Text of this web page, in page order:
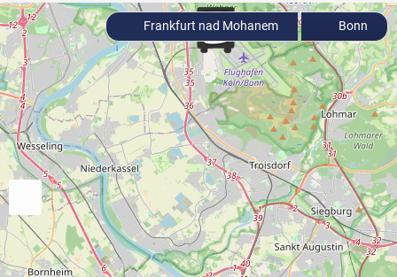
Frankfurt nad Mohanem Bonn